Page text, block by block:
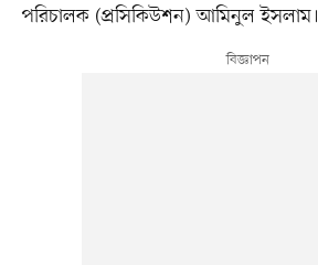
পরিচালক (প্রসিকিউশন) আমিনুল ইসলাম।